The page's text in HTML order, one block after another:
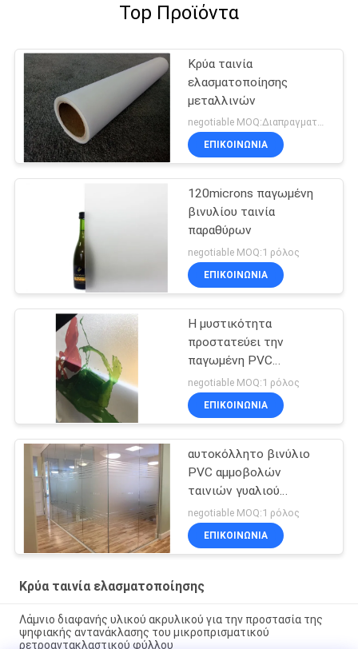
Top Προϊόντα
Κρύα ταινία
ελασματοποίησης
μεταλλινών
negotiable MOQ:Διαπραγματεύσιμος
ΕΠΙΚΟΙΝΩΝΊΑ
120microns παγωμένη
βινυλίου ταινία
παραθύρων
negotiable MOQ:1 ρόλος
ΕΠΙΚΟΙΝΩΝΊΑ
Η μυστικότητα
προστατεύει την
παγωμένη PVC
αυτοκόλλητη ετικέττα
ταινιών παραθύρων για
τη διακόσμηση γυαλιού
negotiable MOQ:1 ρόλος
ΕΠΙΚΟΙΝΩΝΊΑ
αυτοκόλλητο βινύλιο
PVC αμμοβολών
ταινιών γυαλιού
γραφείων παγωμένο
διακόσμηση
negotiable MOQ:1 ρόλος
ΕΠΙΚΟΙΝΩΝΊΑ
Κρύα ταινία ελασματοποίησης
Λάμνιο διαφανής υλικού ακρυλικού για την προστασία της
ψηφιακής αντανάκλασης του μικροπρισματικού
ρετροαντακλαστικού φύλλου